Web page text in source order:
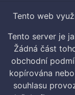
Tento web
Tento server je
Žádná část
obchodní
kopírována
souhlasu